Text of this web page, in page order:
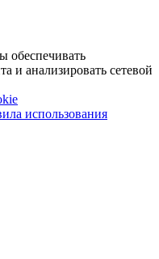
обеспечивать
и анализировать сетевой
использования